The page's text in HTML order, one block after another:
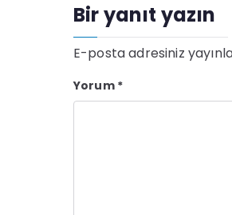
Bir yanıt yazın
E-posta adresiniz
Yorum *